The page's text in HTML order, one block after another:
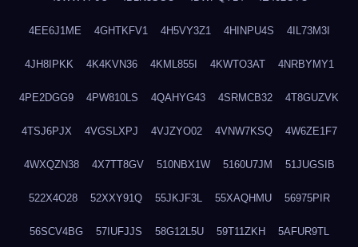
4EE6J1ME 4GHTKFV1 4H5VY3Z1 4HINPU4S 4IL73M3I
4JH8IPKK 4K4KVN36 4KML855I 4KWTO3AT 4NRBYMY1
4PE2DGG9 4PW810LS 4QAHYG43 4SRMCB32 4T8GUZVK
4TSJ6PJX 4VGSLXPJ 4VJZYO02 4VNW7KSQ 4W6ZE1F7
4WXQZN38 4X7TT8GV 510NBX1W 5160U7JM 51JUGSIB
522X4O28 52XXY91Q 55JKJF3L 55XAQHMU 56975PIR
56SCV4BG 57IUFJJS 58G12L5U 59T11ZKH 5AFUR9TL